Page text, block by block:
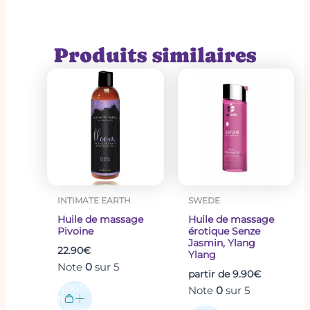
carthamus tinctorius), miel, methyl 2-octynoate
Produits similaires
INTIMATE EARTH
Huile de massage
Pivoine
22.90€
Note0 sur 5
Ajouter
au
SWEDE
Huile de massage
érotique Senze
Jasmin, Ylang
Ylang
partir de9.90€
Note 0sur 5
Acheter
plusieurs
choisies
sur
la
page
du